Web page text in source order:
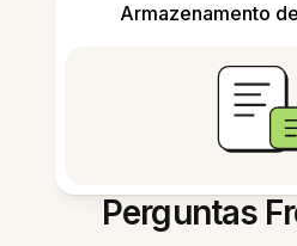
Armazenamento
Perguntas